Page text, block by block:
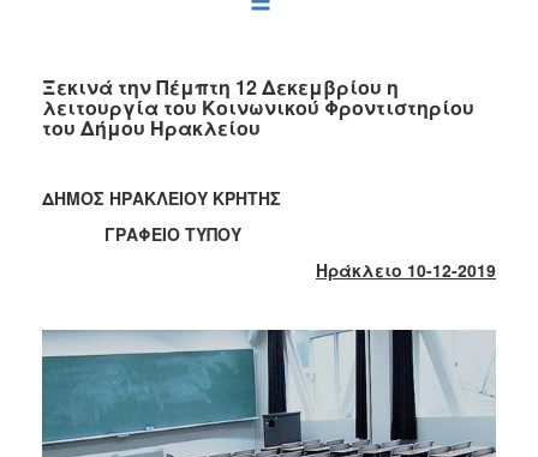
2022
2021
2019
2018
2015
2012
2011
Ξεκινά την Πέμπτη 12 Δεκεμβρίου η
λειτουργία του Κοινωνικού Φροντιστηρίου
του Δήμου Ηρακλείου
ΔΗΜΟΣ ΗΡΑΚΛΕΙΟΥ ΚΡΗΤΗΣ
ΓΡΑΦΕΙΟ ΤΥΠΟΥ
Ηράκλειο 10-12-2019